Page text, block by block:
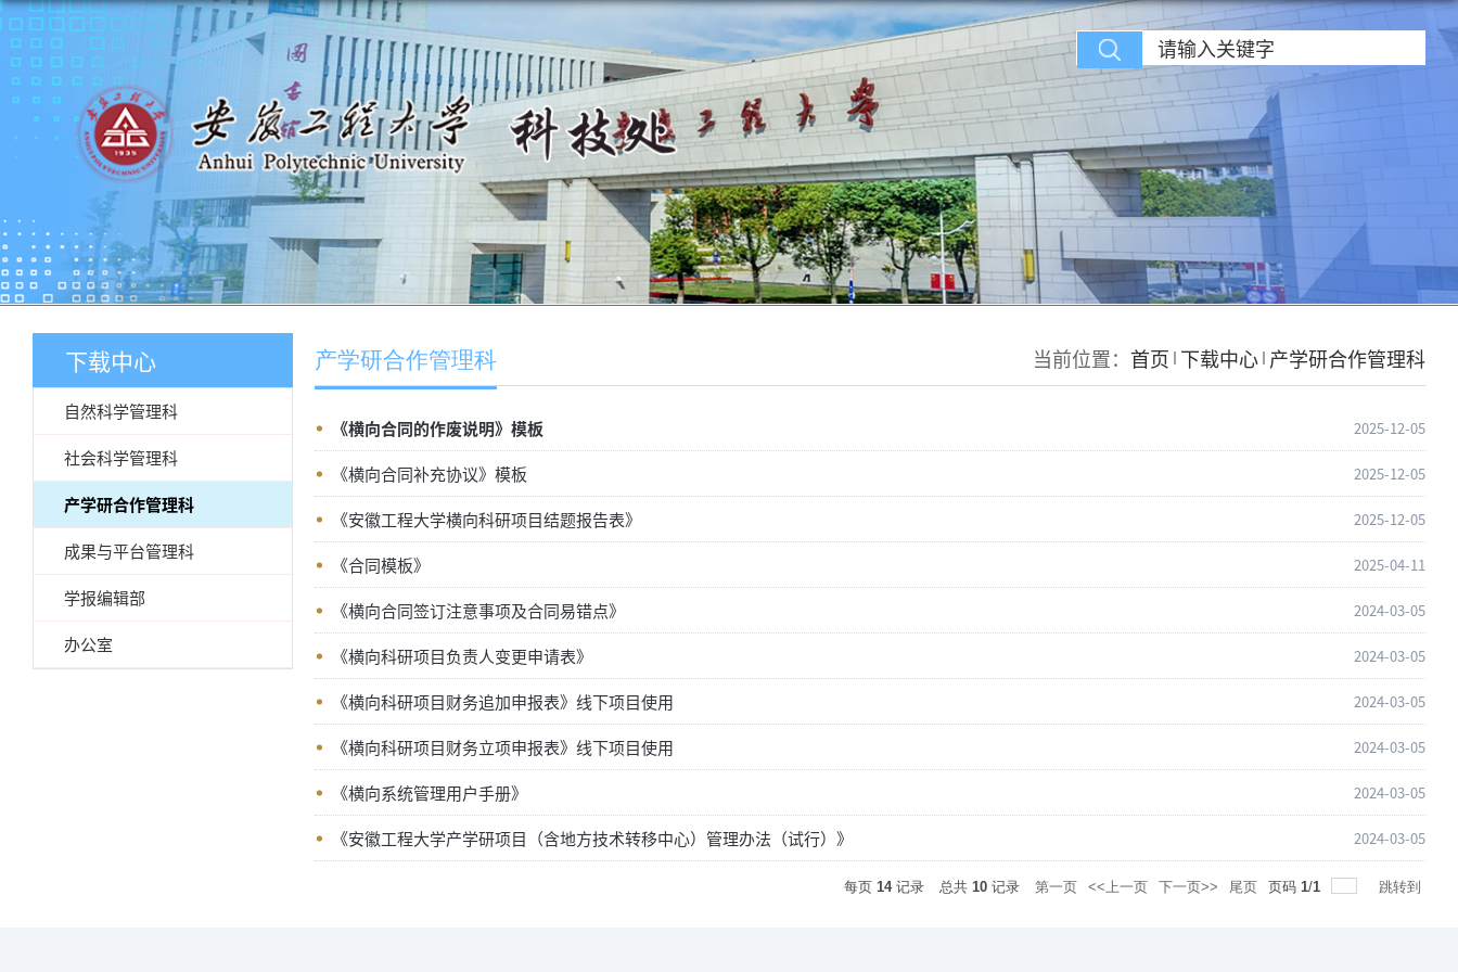
下载中心
自然科学管理科
社会科学管理科
产学研合作管理科
成果与平台管理科
学报编辑部
办公室
当前位置： 首页 下载中心 产学研合作管理科
产学研合作管理科
《横向合同的作废说明》模板 2025-12-05
《横向合同补充协议》模板 2025-12-05
《安徽工程大学横向科研项目结题报告表》 2025-12-05
《合同模板》 2025-04-11
《横向合同签订注意事项及合同易错点》 2024-03-05
《横向科研项目负责人变更申请表》 2024-03-05
《横向科研项目财务追加申报表》线下项目使用 2024-03-05
《横向科研项目财务立项申报表》线下项目使用 2024-03-05
《横向系统管理用户手册》 2024-03-05
《安徽工程大学产学研项目（含地方技术转移中心）管理办法（试行）》 2024-03-05
每页14记录 总共10 记录 第一页 <<上一页 下一页>> 尾页 页码1/1 跳转到